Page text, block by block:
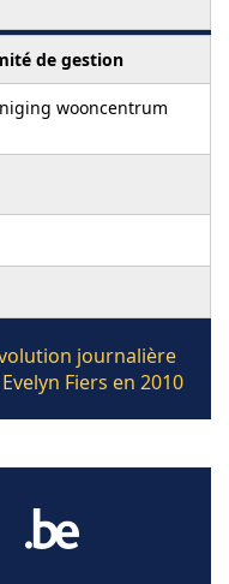
de gestion
wooncentrum
journalière
Fiers en 2010